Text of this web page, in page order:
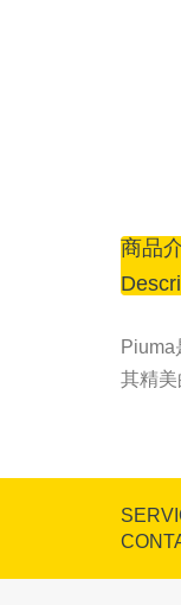
商品
Piuma
其精美